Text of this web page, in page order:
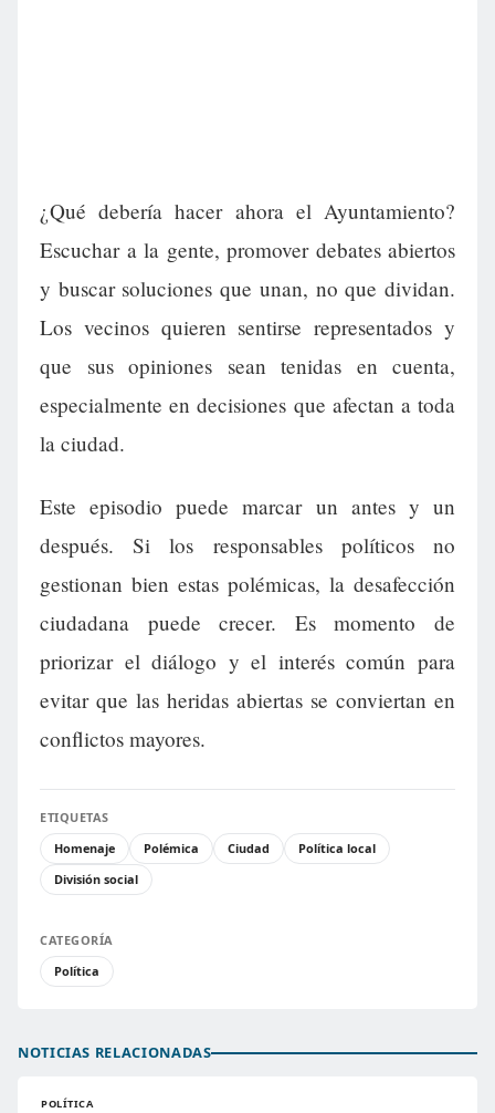
¿Qué debería hacer ahora el Ayuntamiento?
Escuchar a la gente, promover debates abiertos
y buscar soluciones que unan, no que dividan.
Los vecinos quieren sentirse representados y
que sus opiniones sean tenidas en cuenta,
especialmente en decisiones que afectan a toda
la ciudad.
Este episodio puede marcar un antes y un
después. Si los responsables políticos no
gestionan bien estas polémicas, la desafección
ciudadana puede crecer. Es momento de
priorizar el diálogo y el interés común para
evitar que las heridas abiertas se conviertan en
conflictos mayores.
ETIQUETAS
Homenaje
Polémica Ciudad
Política local
División social
CATEGORÍA
Política
NOTICIAS RELACIONADAS
POLÍTICA